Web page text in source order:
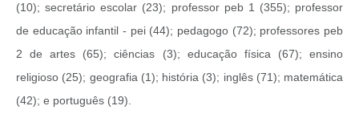
(10); secretário escolar (23); professor peb 1 (355); professor
de educação infantil - pei (44); pedagogo (72); professores peb
2 de artes (65); ciências (3); educação física (67); ensino
religioso (25); geografia (1); história (3); inglês (71); matemática
(42); e português (19).